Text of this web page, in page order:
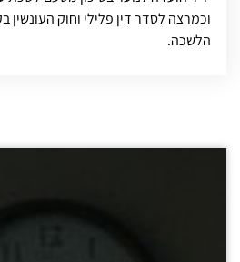
וכמרצה לסדר דין פלילי וחוק העונשין
הלשכה.